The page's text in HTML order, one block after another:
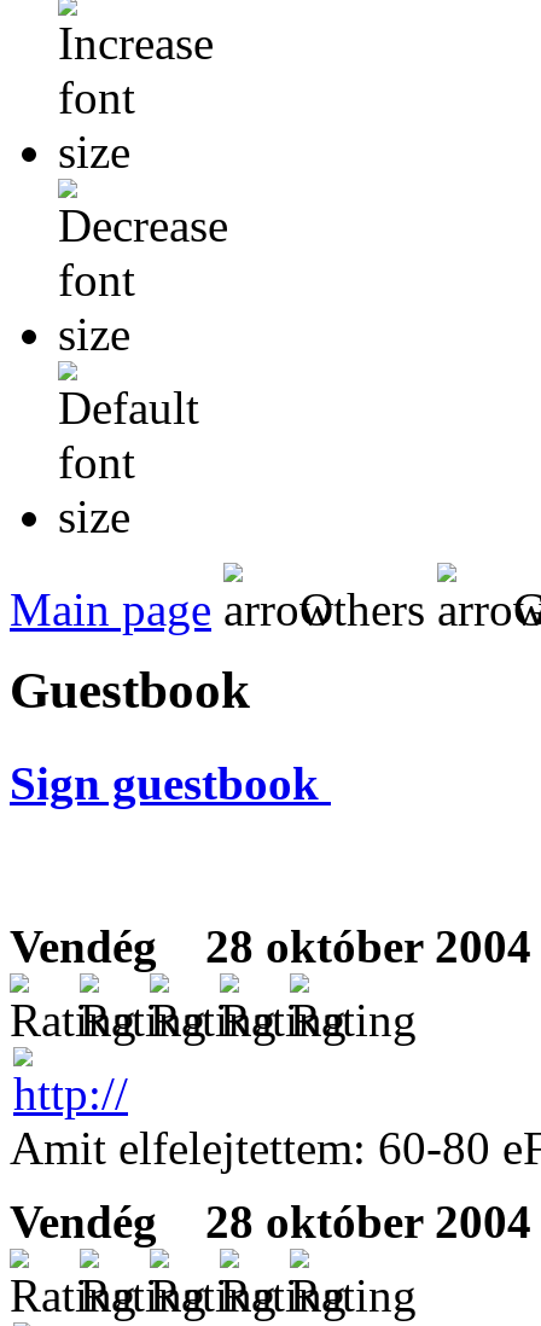
Main page Others
Guestbook
Sign guestbook
Vendég 28 október 2004
Amit elfelejtettem: 60-80
Vendég
28 október 2004